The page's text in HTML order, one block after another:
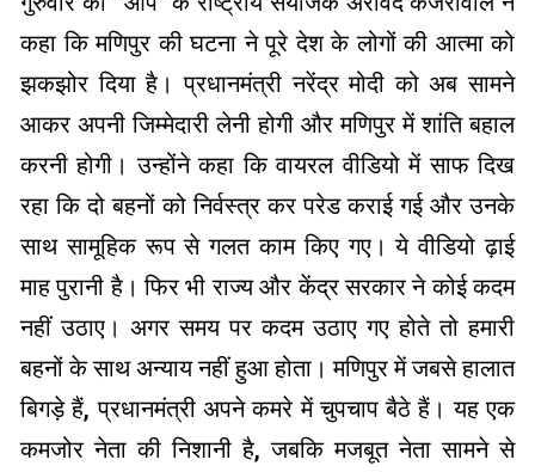
कहा कि मणिपुर की घटना ने पूरे देश के लोगों की आत्मा को
झकझोर दिया है। प्रधानमंत्री नरेंद्र मोदी को अब सामने
आकर अपनी जिम्मेदारी लेनी होगी और मणिपुर में शांति बहाल
करनी होगी। उन्होंने कहा कि वायरल वीडियो में साफ दिख
रहा कि दो बहनों को निर्वस्त्र कर परेड कराई गई और उनके
साथ सामूहिक रूप से गलत काम किए गए। ये वीडियो ढ़ाई
माह पुरानी है। फिर भी राज्य और केंद्र सरकार ने कोई कदम
नहीं उठाए। अगर समय पर कदम उठाए गए होते तो हमारी
बहनों के साथ अन्याय नहीं हुआ होता। मणिपुर में जबसे हालात
बिगड़े हैं, प्रधानमंत्री अपने कमरे में चुपचाप बैठे हैं। यह एक
कमजोर नेता की निशानी है, जबकि मजबूत नेता सामने से